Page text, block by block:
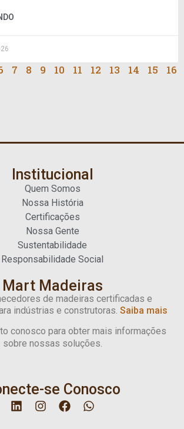
7 8 9 10 11 12 13 14 15 16
Institucional
Quem Somos
Nossa História
Certificações
Nossa Gente
Sustentabilidade
Responsabilidade Social
Mart Madeiras
de madeiras certificadas e
indústrias e construtoras. Saiba mais
conosco para obter mais informações
sobre nossas soluções.
se Conosco